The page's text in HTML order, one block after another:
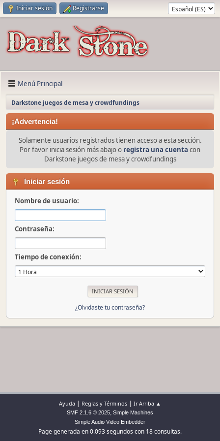
Iniciar sesión Registrarse
Menú Principal
Darkstone juegos de mesa y crowdfundings
¡Advertencia!
Solamente usuarios registrados tienen acceso a esta sección.
Por favor inicia sesión más abajo o registra una cuenta con
Darkstone juegos de mesa y crowdfundings
Iniciar sesión
Nombre de usuario:
Contraseña:
Tiempo de conexión:
¿Olvidaste tu contraseña?
Ayuda | Reglas y Términos | Ir Arriba ▲
SMF 2.1.6 © 2025, Simple Machines
Simple Audio Video Embedder
Page generada en 0.093 segundos con 18 consultas.